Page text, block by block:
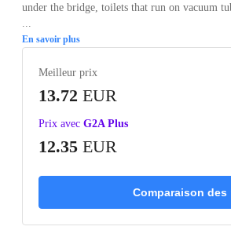
under the bridge, toilets that run on vacuum
En savoir plus
Meilleur prix
13.72 EUR
Prix avec G2A Plus
12.35 EUR
Comparaison des